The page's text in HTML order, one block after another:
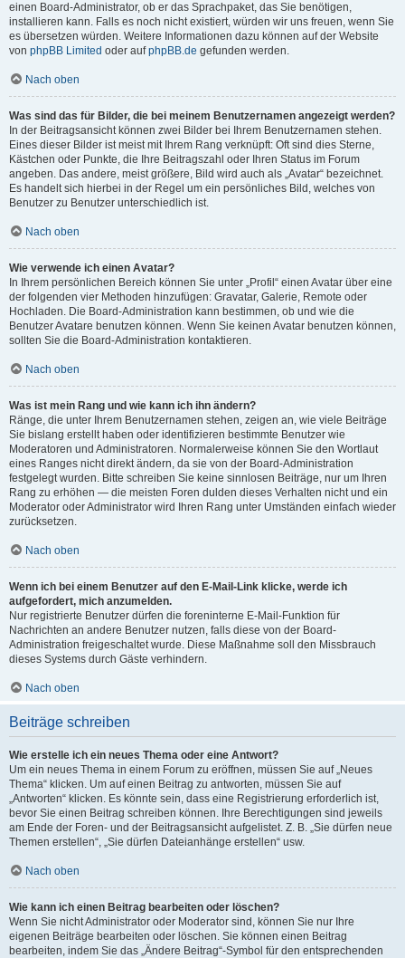
einen Board-Administrator, ob er das Sprachpaket, das Sie benötigen,
installieren kann. Falls es noch nicht existiert, würden wir uns freuen, wenn Sie
es übersetzen würden. Weitere Informationen dazu können auf der Website
von phpBB Limited oder aufphpBB.de gefunden werden.
Nach oben
Was sind das für Bilder, die bei meinem Benutzernamen angezeigt werden?
In der Beitragsansicht können zwei Bilder bei Ihrem Benutzernamen stehen.
Eines dieser Bilder ist meist mit Ihrem Rang verknüpft: Oft sind dies Sterne,
Kästchen oder Punkte, die Ihre Beitragszahl oder Ihren Status im Forum
angeben. Das andere, meist größere, Bild wird auch als „Avatar“ bezeichnet.
Es handelt sich hierbei in der Regel um ein persönliches Bild, welches von
Benutzer zu Benutzer unterschiedlich ist.
Nach oben
Wie verwende ich einen Avatar?
In Ihrem persönlichen Bereich können Sie unter „Profil“ einen Avatar über eine
der folgenden vier Methoden hinzufügen: Gravatar, Galerie, Remote oder
Hochladen. Die Board-Administration kann bestimmen, ob und wie die
Benutzer Avatare benutzen können. Wenn Sie keinen Avatar benutzen können,
sollten Sie die Board-Administration kontaktieren.
Nach oben
Was ist mein Rang und wie kann ich ihn ändern?
Ränge, die unter Ihrem Benutzernamen stehen, zeigen an, wie viele Beiträge
Sie bislang erstellt haben oder identifizieren bestimmte Benutzer wie
Moderatoren und Administratoren. Normalerweise können Sie den Wortlaut
eines Ranges nicht direkt ändern, da sie von der Board-Administration
festgelegt wurden. Bitte schreiben Sie keine sinnlosen Beiträge, nur um Ihren
Rang zu erhöhen — die meisten Foren dulden dieses Verhalten nicht und ein
Moderator oder Administrator wird Ihren Rang unter Umständen einfach wieder
zurücksetzen.
Nach oben
Wenn ich bei einem Benutzer auf den E-Mail-Link klicke, werde ich
aufgefordert, mich anzumelden.
Nur registrierte Benutzer dürfen die foreninterne E-Mail-Funktion für
Nachrichten an andere Benutzer nutzen, falls diese von der Board-
Administration freigeschaltet wurde. Diese Maßnahme soll den Missbrauch
dieses Systems durch Gäste verhindern.
Nach oben
Beiträge schreiben
Wie erstelle ich ein neues Thema oder eine Antwort?
Um ein neues Thema in einem Forum zu eröffnen, müssen Sie auf „Neues
Thema“ klicken. Um auf einen Beitrag zu antworten, müssen Sie auf
„Antworten“ klicken. Es könnte sein, dass eine Registrierung erforderlich ist,
bevor Sie einen Beitrag schreiben können. Ihre Berechtigungen sind jeweils
am Ende der Foren- und der Beitragsansicht aufgelistet. Z. B. „Sie dürfen neue
Themen erstellen“, „Sie dürfen Dateianhänge erstellen“ usw.
Nach oben
Wie kann ich einen Beitrag bearbeiten oder löschen?
Wenn Sie nicht Administrator oder Moderator sind, können Sie nur Ihre
eigenen Beiträge bearbeiten oder löschen. Sie können einen Beitrag
bearbeiten, indem Sie das „Ändere Beitrag“-Symbol für den entsprechenden